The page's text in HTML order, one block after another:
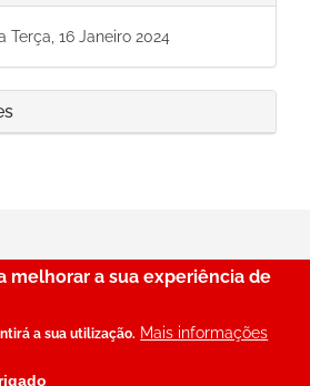
Terça, 16 Janeiro 2024
2026
29
melhorar a sua experiência de
a sua utilização. Mais informações